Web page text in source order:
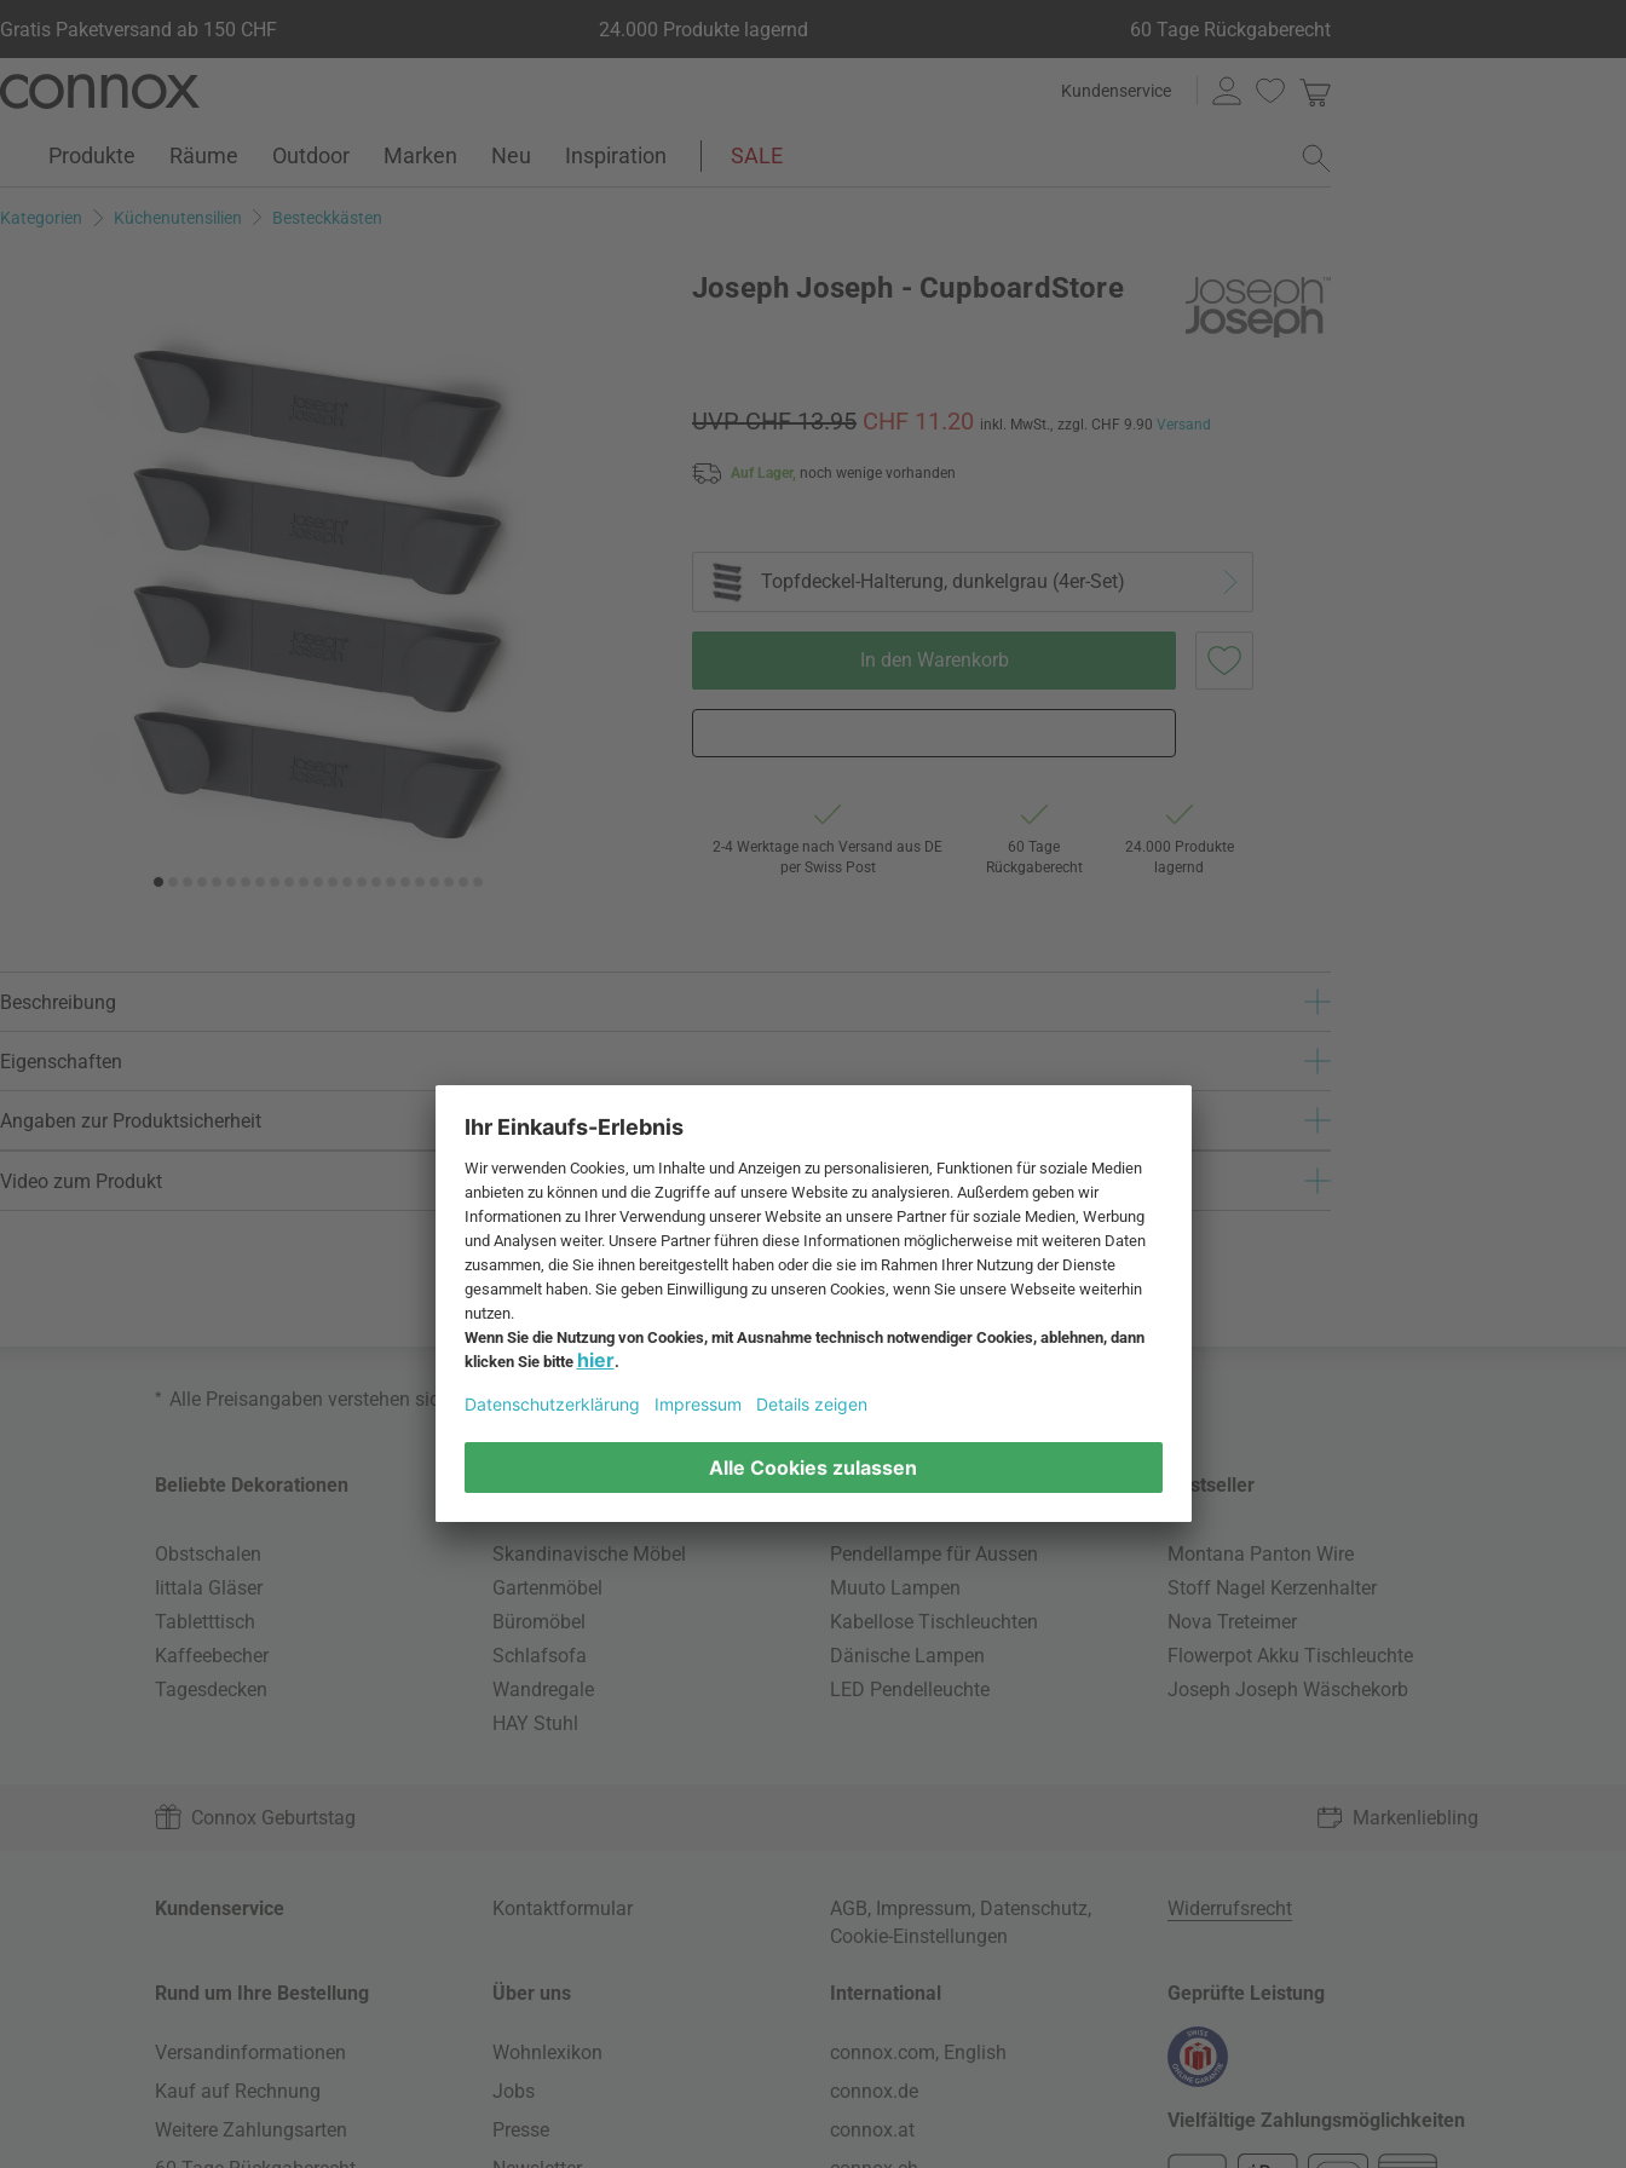
Gratis Paketversand ab 150 CHF 24.000 Produkte lagernd 60 Tage Rückgaberecht
Seiteninhalt
Suchfeld
Kundenservice
Kundenkonto
Wunschliste
Warenkorb
Produkte Räume Outdoor Marken Neu Inspiration SALE
Kategorien Küchenutensilien Besteckkästen
Joseph Joseph - CupboardStore
UVP CHF 13.95 CHF 11.20 inkl. MwSt., zzgl. CHF 9.90 Versand
Auf Lager, noch wenige vorhanden
Topfdeckel-Halterung, dunkelgrau (4er-Set)
In den Warenkorb
Wunschliste hinzufügen
2-4 Werktage nach Versand aus DE
per Swiss Post
60 Tage
Rückgaberecht
24.000 Produkte
lagernd
Beschreibung
Eigenschaften
Angaben zur Produktsicherheit
Video zum Produkt
* Alle Preisangaben verstehen sich inklusive MwSt. und zzgl.Versandkosten.
Beliebte Dekorationen
Obstschalen
Iittala Gläser
Tabletttisch
Kaffeebecher
Tagesdecken
Skandinavische Möbel
Gartenmöbel
Büromöbel
Schlafsofa
Wandregale
HAY Stuhl
Pendellampe für Aussen
Muuto Lampen
Kabellose Tischleuchten
Dänische Lampen
LED Pendelleuchte
Bestseller
Montana Panton Wire
Stoff Nagel Kerzenhalter
Nova Treteimer
Flowerpot Akku Tischleuchte
Joseph Joseph Wäschekorb
Connox Geburtstag Markenliebling
Kundenservice Kontaktformular AGB, Impressum, Datenschutz,
Cookie-Einstellungen
Widerrufsrecht
Rund um Ihre Bestellung
Versandinformationen
Kauf auf Rechnung
Weitere Zahlungsarten
Über uns
Wohnlexikon
Jobs
Presse
International
connox.com, English
connox.de
connox.at
Geprüfte Leistung
Vielfältige Zahlungsmöglichkeiten